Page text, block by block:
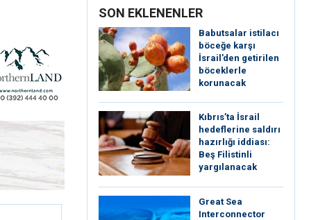
SON EKLENENLER
Babutsalar istilacı
böceğe karşı
İsrail’den getirilen
böceklerle
korunacak
Kıbrıs’ta İsrail
hedeflerine saldırı
hazırlığı iddiası:
Beş Filistinli
yargılanacak
Great Sea
Interconnector